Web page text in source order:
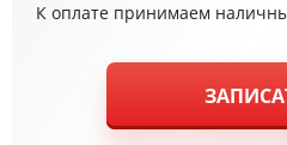
К оплате принимаем